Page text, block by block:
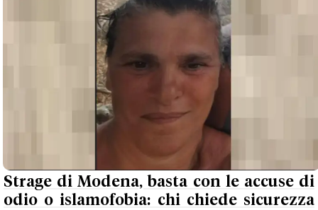
Strage di Modena, basta con le accuse di
odio o islamofobia: chi chiede sicurezza